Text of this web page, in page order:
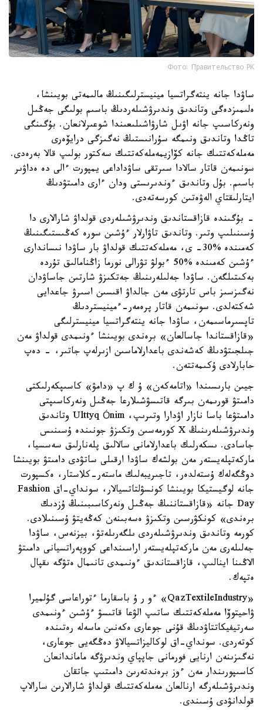
Фото: Правительство РК
ساۋدا جانە ينتەگراتسيا مينيسترلىگىنىڭ مالىمەتى بويىنشا،
ەلىمىزدەگى وتاندىق وندىرۋشىلەردىڭ باسىم بولىگى جەڭىل
ونەركاسىپ جانە اۋىل شارۋاشىلىعىندا شوعىرلانعان. بۇگىنگى
تاڭدا وتاندىق ونىمگە سۇرانىستىڭ نەگىزگى درايۆەرى
مەملەكەتتىك جانە كۆازيمەملەكەتتىك سەكتور بولىپ قالا بەرەدى.
سونىمەن قاتار سالادا سىرتقى ساۋداداعى يمپورت ءالى دە ەداۋىر
باسىم. بۇل وتاندىق ءوندىرىستى ودان ءارى دامىتۋدىڭ
ايتارلىقتاي الەۋەتىن كورسەتەدى.
- بۇگىندە قازاقستاندىق وندىرۋشىلەردى قولداۋ شارالارى دا
ۇسىنىلىپ وتىر. وتاندىق تاۋارلار ءۇشىن سورە كەڭىستىگىنىڭ
كەمىندە %30- ى، مەملەكەتتىك قولداۋ بار ساۋدا نىساندارى
ءۇشىن كەمىندە %50 ءبولۋ تۋرالى نورما زاڭنامالىق تۇردە
بەكىتىلگەن. ساۋدا جەلىلەرىنىڭ جەتكىزۋ شارتىن جاساۋدان
نەگىزسىز باس تارتۋى مەن جالداۋ اقىسىن اسىرۋ جاعدايى
شەكتەلدى. سونىمەن قاتار پرەمەر-ءمينيستردىڭ
تاپسىرماسىمەن، ساۋدا جانە ينتەگراتسيا مينيسترلىگى
«قازاقستاندا جاسالعان» برەندى بويىنشا ءونىمدى قولداۋ مەن
جىلجىتۋدىڭ كەشەندى باعدارلاماسىن ازىرلەپ جاتىر، - دەپ
حابارلادى ۇكىمەتتەن.
جيىن بارىسىندا «اتامەكەن» ۇ ك پ «دامۋ» كاسىپكەرلىكتى
دامىتۋ قورىمەن بىرگە قاتىسۋشىلارعا جەڭىل ونەركاسىپتى
دامىتۋعا باسا نازار اۋدارا وتىرىپ، Ulttyq Ónim وتاندىق
وندىرۋشىلەرىنىڭ X كورمەسىن وتكىزۋ جونىندە ۇسىنىس
جاسادى. ىسكەرلىك باعدارلامانى سالالىق پلەنارلىق سەسسيا،
ماركەتپلەيستەر مەن بولشەك ساۋدا ارقىلى ساتۋدى دامىتۋ بويىنشا
دوڭگەلەك ۇستەلدەر، تاجىريبەلىك ماستەر-كلاستار، ەكسپورت
جانە لوگيستيكا بويىنشا كونسۋلتاتسيالار، سونداي-اق Fashion
Day جانە «قازاقستاننىڭ جەڭىل ونەركاسىبىنىڭ ۇزدىك
برەندى» كونكۋرسىن وتكىزۋ ەسەبىنەن كەڭەيتۋ ۇسىنىلادى.
كورمە وتاندىق وندىرۋشىلەردى ىلگەرىلەتۋ، بيزنەس، ساۋدا
جەلىلەرى مەن ماركەتپلەيستەر اراسىنداعى كووپەراتسيانى دامىتۋ
الاڭىنا اينالىپ، قازاقستاندىق ءونىمدى تانىمال ەتۋگە ىقپال
ەتپەك.
«QazTextileIndustry» ءو ر ۇ باسقارما ءتوراعاسى گۇلميرا
ۋاحيتوۆا مەملەكەتتىك ساتىپ الۋعا قاتىسۋ ءۇشىن ءونىمدى
سەرتيفيكاتتاۋدىڭ قۇنى جوعارى ەكەنىن ماسەلە رەتىندە
كوتەردى. سونداي-اق لوكاليزاتسيالاۋ دەڭگەيى جوعارى،
نەگىزىنەن ارنايى فورمانى جاپپاي وندىرۋگە ماماندانعان
كاسىپورىندار مەن ءوز برەندتەرىن دامىتىپ جاتقان
وندىرۋشىلەرگە ارنالعان مەملەكەتتىك قولداۋ شارالارىن سارالاپ
قولدانۋدى ۇسىندى.